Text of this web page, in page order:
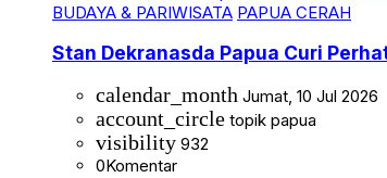
BUDAYA & PARIWISATA PAPUA CERAH
Stan Dekranasda Papua Curi
calendar_month Jumat, 10 Jul 2026
account_circle topik papua
visibility 932
0Komentar